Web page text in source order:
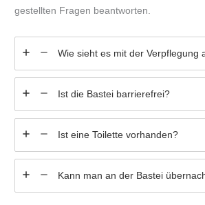
gestellten Fragen beantworten.
Wie sieht es mit der Verpflegung
Ist die Bastei barrierefrei?
Ist eine Toilette vorhanden?
Kann man an der Bastei